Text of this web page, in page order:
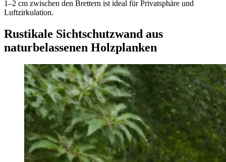
1–2 cm zwischen den Brettern ist ideal für Privatsphäre und
Luftzirkulation.
Rustikale Sichtschutzwand aus
naturbelassenen Holzplanken